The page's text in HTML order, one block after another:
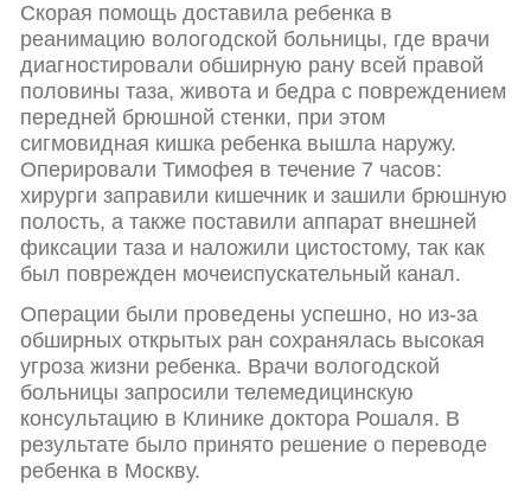
Скорая помощь доставила ребенка в
реанимацию вологодской больницы, где врачи
диагностировали обширную рану всей правой
половины таза, живота и бедра с повреждением
передней брюшной стенки, при этом
сигмовидная кишка ребенка вышла наружу.
Оперировали Тимофея в течение 7 часов:
хирурги заправили кишечник и зашили брюшную
полость, а также поставили аппарат внешней
фиксации таза и наложили цистостому, так как
был поврежден мочеиспускательный канал.
Операции были проведены успешно, но из-за
обширных открытых ран сохранялась высокая
угроза жизни ребенка. Врачи вологодской
больницы запросили телемедицинскую
консультацию в Клинике доктора Рошаля. В
результате было принято решение о переводе
ребенка в Москву.